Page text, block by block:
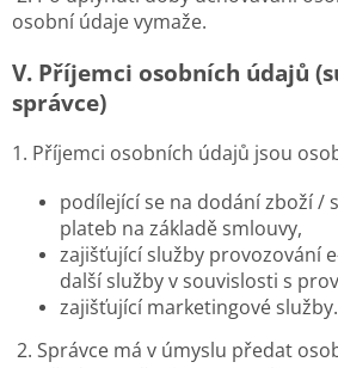
osobní údaje vymaže.
V. Příjemci osobních údajů
správce)
1. Příjemci osobních údajů jsou
podílející se na dodání zboží /
plateb na základě smlouvy,
zajišťující služby provozování
další služby v souvislosti s
zajišťující marketingové služby.
2. Správce má v úmyslu předat